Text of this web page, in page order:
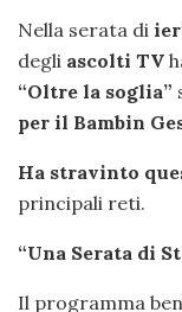
Nella serata di
degli ascolti TV
“Oltre la soglia”
per il Bambin
Ha stravinto
principali reti.
“Una Serata di
Il programma